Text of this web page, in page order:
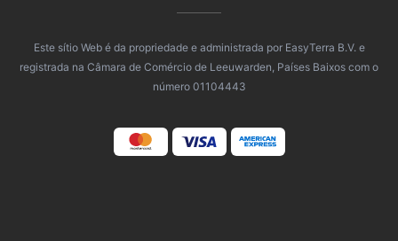
Este sítio Web é da propriedade e administrada por EasyTerra B.V. e
registrada na Câmara de Comércio de Leeuwarden, Países Baixos com o
número 01104443